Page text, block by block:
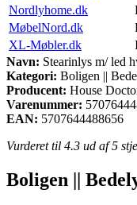
Nordlyhome.dk
MøbelNord.dk
XL-Møbler.dk
Navn: Stearinlys m/ led
Kategori: Boligen ||
Producent: House
Varenummer:
EAN: 5707644488656
Vurderet til 4.3 ud af 5
Boligen ||